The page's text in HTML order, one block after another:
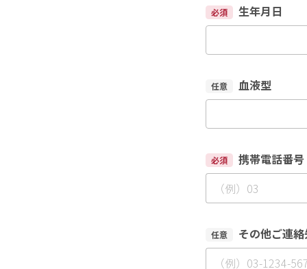
必須 生年月日
任意 血液型
必須 携帯電話番号
任意 その他ご連